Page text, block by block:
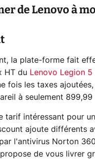
de Lenovo à
la plate-forme fait
HT du Lenovo Legion 5
fois les taxes
à seulement 899,99
tarif intéressant pour
ajoute différents
l'antivirus Norton
de vous livrer